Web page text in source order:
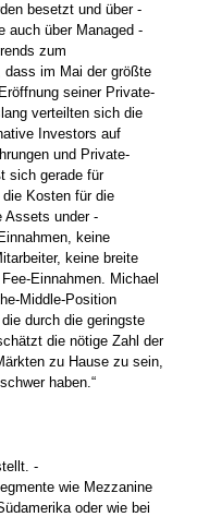
besetzt und über
auch über Managed
zum
dass im Mai der größte
seiner Private-
verteilten sich die
Investors auf
und Private-
sich gerade für
Kosten für die
Assets under
keine
keine breite
Einnahmen. Michael
Middle-Position
durch die geringste
die nötige Zahl der
zu Hause zu sein,
haben.“
wie Mezzanine
oder wie bei